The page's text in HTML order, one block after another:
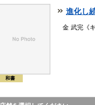
和書
進化し
金 武完《